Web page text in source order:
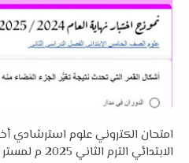
امتحان الكتروني علوم استرشادي
الابتدائي الترم الثاني 2025 م لمستر نبيل التميمي